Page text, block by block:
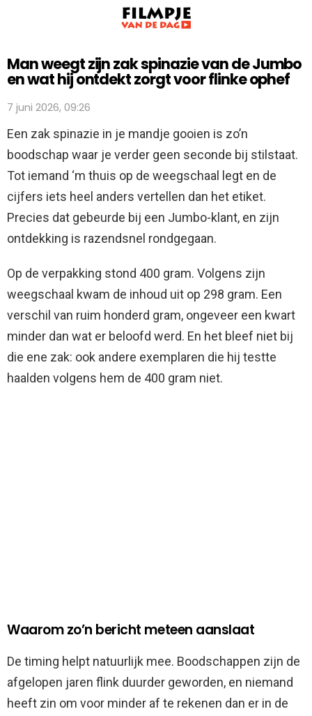
Man weegt zijn zak spinazie van de Jumbo
en wat hij ontdekt zorgt voor flinke ophef
7 juni 2026, 09:26
Een zak spinazie in je mandje gooien is zo’n
boodschap waar je verder geen seconde bij stilstaat.
Tot iemand ‘m thuis op de weegschaal legt en de
cijfers iets heel anders vertellen dan het etiket.
Precies dat gebeurde bij een Jumbo-klant, en zijn
ontdekking is razendsnel rondgegaan.
Op de verpakking stond 400 gram. Volgens zijn
weegschaal kwam de inhoud uit op 298 gram. Een
verschil van ruim honderd gram, ongeveer een kwart
minder dan wat er beloofd werd. En het bleef niet bij
die ene zak: ook andere exemplaren die hij testte
haalden volgens hem de 400 gram niet.
Waarom zo’n bericht meteen aanslaat
De timing helpt natuurlijk mee. Boodschappen zijn de
afgelopen jaren flink duurder geworden, en niemand
heeft zin om voor minder af te rekenen dan er in de